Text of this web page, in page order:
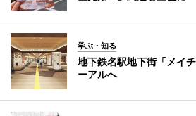
学ぶ・知る
地下鉄名駅地下街「メイ
ーアルへ